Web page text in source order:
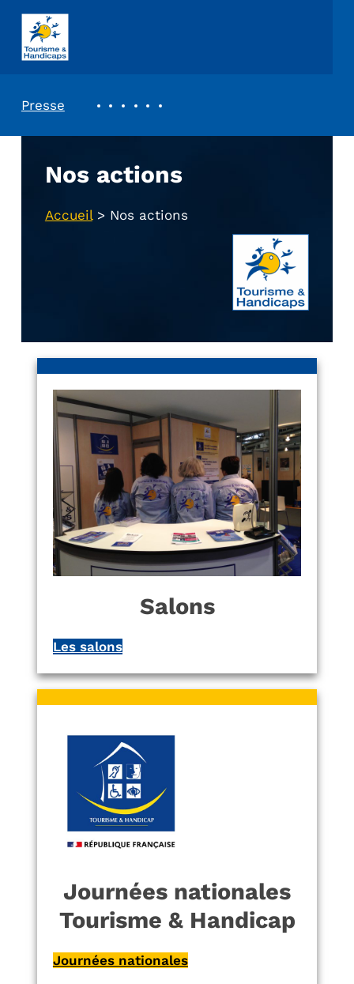
ASSOCIATION TOURISME ET HANDICAPS
Presse
Nos actions
Accueil> Nos actions
Salons
Les salons
Journées nationales
Tourisme & Handicap
Journées nationales